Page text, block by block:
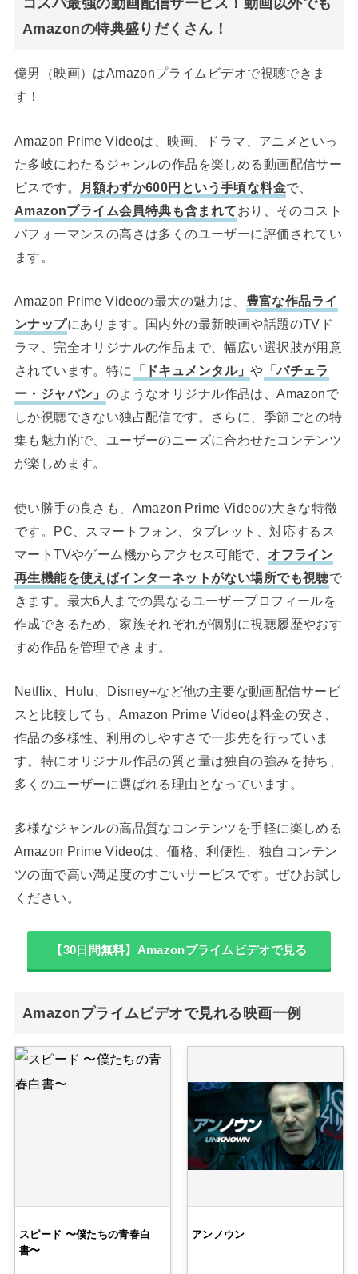
コスパ最強の動画配信サービス！動画以外でも
Amazonの特典盛りだくさん！
億男（映画）はAmazonプライムビデオで視聴できま
す！
Amazon Prime Videoは、映画、ドラマ、アニメといっ
た多岐にわたるジャンルの作品を楽しめる動画配信サー
ビスです。
月額わずか600円という手頃な料金で、
Amazonプライム会員特典も含まれており、そのコスト
パフォーマンスの高さは多くのユーザーに評価されてい
ます。
Amazon Prime Videoの最大の魅力は、 豊富な作品ライ
ンナップにあります。国内外の最新映画や話題のTVド
ラマ、完全オリジナルの作品まで、幅広い選択肢が用意
されています。特に
「ドキュメンタル」や 「バチェラ
ー・ジャパン」 のようなオリジナル作品は、Amazonで
しか視聴できない独占配信です。さらに、季節ごとの特
集も魅力的で、ユーザーのニーズに合わせたコンテンツ
が楽しめます。
使い勝手の良さも、Amazon Prime Videoの大きな特徴
です。PC、スマートフォン、タブレット、対応するス
マートTVやゲーム機からアクセス可能で、 オフライン
再生機能を使えばインターネットがない場所でも視聴で
きます。最大6人までの異なるユーザープロフィールを
作成できるため、家族それぞれが個別に視聴履歴やおす
すめ作品を管理できます。
Netflix、Hulu、Disney+など他の主要な動画配信サービ
スと比較しても、Amazon Prime Videoは料金の安さ、
作品の多様性、利用のしやすさで一歩先を行っていま
す。特にオリジナル作品の質と量は独自の強みを持ち、
多くのユーザーに選ばれる理由となっています。
多様なジャンルの高品質なコンテンツを手軽に楽しめる
Amazon Prime Videoは、価格、利便性、独自コンテン
ツの面で高い満足度のすごいサービスです。ぜひお試し
ください。
【30日間無料】Amazonプライムビデオで見る
Amazonプライムビデオで見れる映画一例
スピード 〜僕たちの青春白
書〜
アンノウン